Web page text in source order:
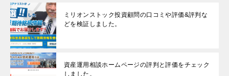
ミリオンストック投資顧問の口コミや評価&評判な
どを検証しました。
資産運用相談ホームページの評判と評価をチェック
しました。